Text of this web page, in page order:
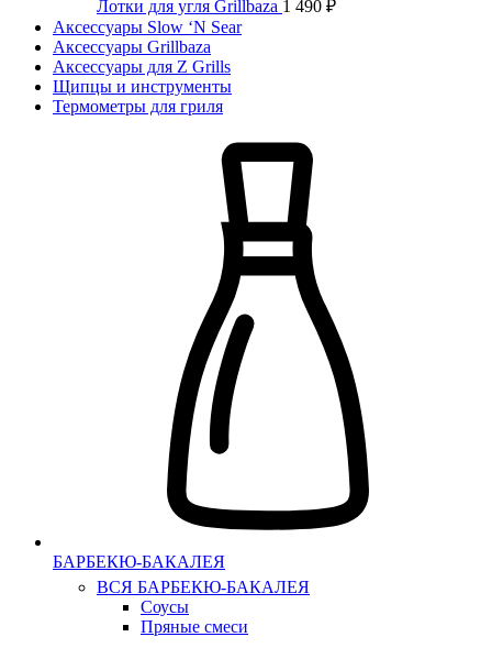
Лотки для угля Grillbaza 1 490 ₽
Аксессуары Slow ‘N Sear
Аксессуары Grillbaza
Аксессуары для Z Grills
Щипцы и инструменты
Термометры для гриля
БАРБЕКЮ-БАКАЛЕЯ
ВСЯ БАРБЕКЮ-БАКАЛЕЯ
Соусы
Пряные смеси